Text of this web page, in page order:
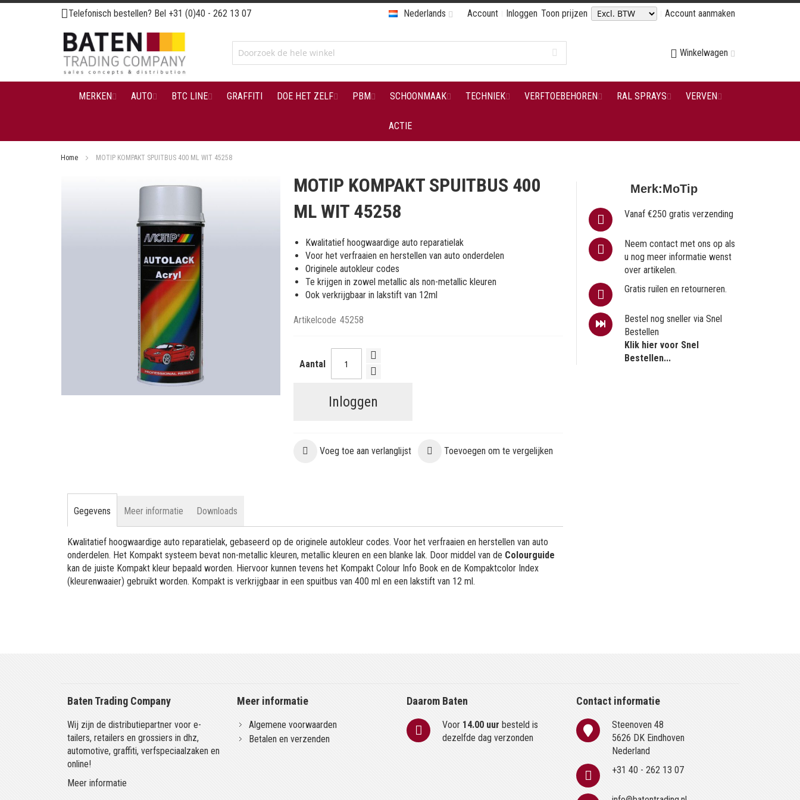
Ga
naar
de
inhoud
Telefonisch bestellen? Bel +31 (0)40 - 262 13 07 Account Inloggen Toon prijzen Account aanmaken
Nederlands
Winkelwagen
MERKEN AUTO BTC LINE GRAFFITI DOE HET ZELF PBM SCHOONMAAK TECHNIEK VERFTOEBEHOREN RAL SPRAYS VERVEN
ACTIE
Home MOTIP KOMPAKT SPUITBUS 400 ML WIT 45258
gallerij
MOTIP KOMPAKT SPUITBUS 400
ML WIT 45258
Kwalitatief hoogwaardige auto reparatielak
Voor het verfraaien en herstellen van auto onderdelen
Originele autokleur codes
Te krijgen in zowel metallic als non-metallic kleuren
Ook verkrijgbaar in lakstift van 12ml
Artikelcode 45258
Aantal
Inloggen
Voeg toe aan verlanglijst Toevoegen om te vergelijken
Merk:MoTip
Vanaf €250 gratis verzending
Neem contact met ons op als
u nog meer informatie wenst
over artikelen.
Gratis ruilen en retourneren.
Bestel nog sneller via Snel
Bestellen
Klik hier voor Snel
Bestellen...
Gegevens
Kwalitatief hoogwaardige auto reparatielak, gebaseerd op de originele autokleur codes. Voor het verfraaien en herstellen van auto
onderdelen. Het Kompakt systeem bevat non-metallic kleuren, metallic kleuren en een blanke lak. Door middel van de Colourguide
kan de juiste Kompakt kleur bepaald worden. Hiervoor kunnen tevens het Kompakt Colour Info Book en de Kompaktcolor Index
(kleurenwaaier) gebruikt worden. Kompakt is verkrijgbaar in een spuitbus van 400 ml en een lakstift van 12 ml.
Meer informatie Downloads
Baten Trading Company
Wij zijn de distributiepartner voor e-
tailers, retailers en grossiers in dhz,
automotive, graffiti, verfspeciaalzaken en
online!
Meer informatie
Meer informatie
Algemene voorwaarden
Betalen en verzenden
Daarom Baten
Voor 14.00 uur besteld is
dezelfde dag verzonden
Contact informatie
Steenoven 48
5626 DK Eindhoven
Nederland
+31 40 - 262 13 07